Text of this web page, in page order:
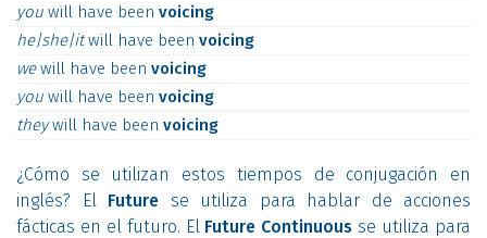
you will have been voicing
he|she|itwill have been voicing
wewill have been voicing
you will have been voicing
theywill have been voicing
¿Cómo se utilizan estos tiempos de conjugación en
inglés? El Future se utiliza para hablar de acciones
fácticas en el futuro. El Future Continuous se utiliza para